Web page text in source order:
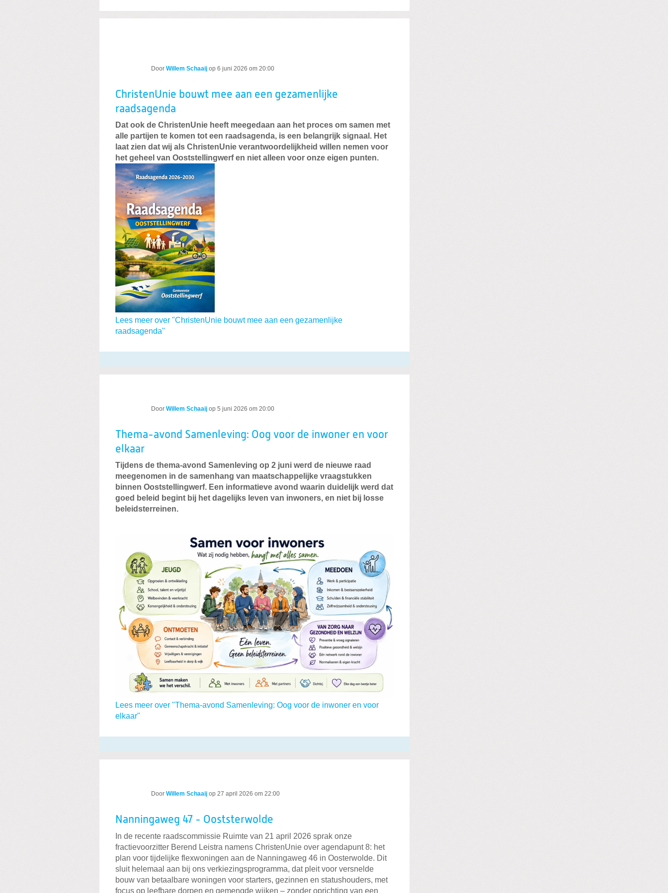
Door Willem Schaaij op 6 juni 2026 om 20:00
ChristenUnie bouwt mee aan een gezamenlijke
raadsagenda
Dat ook de ChristenUnie heeft meegedaan aan het proces om samen met
alle partijen te komen tot een raadsagenda, is een belangrijk signaal. Het
laat zien dat wij als ChristenUnie verantwoordelijkheid willen nemen voor
het geheel van Ooststellingwerf en niet alleen voor onze eigen punten.
Lees meer over "ChristenUnie bouwt mee aan een gezamenlijke
raadsagenda"
Door Willem Schaaij op 5 juni 2026 om 20:00
Thema-avond Samenleving: Oog voor de inwoner en voor
elkaar
Tijdens de thema-avond Samenleving op 2 juni werd de nieuwe raad
meegenomen in de samenhang van maatschappelijke vraagstukken
binnen Ooststellingwerf. Een informatieve avond waarin duidelijk werd dat
goed beleid begint bij het dagelijks leven van inwoners, en niet bij losse
beleidsterreinen.
Lees meer over "Thema-avond Samenleving: Oog voor de inwoner en voor
elkaar"
Door Willem Schaaij op 27 april 2026 om 22:00
Nanningaweg 47 - Ooststerwolde
In de recente raadscommissie Ruimte van 21 april 2026 sprak onze
fractievoorzitter Berend Leistra namens ChristenUnie over agendapunt 8: het
plan voor tijdelijke flexwoningen aan de Nanningaweg 46 in Oosterwolde. Dit
sluit helemaal aan bij ons verkiezingsprogramma, dat pleit voor versnelde
bouw van betaalbare woningen voor starters, gezinnen en statushouders, met
focus op leefbare dorpen en gemengde wijken – zonder oprichting van een